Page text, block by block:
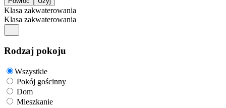
Klasa zakwaterowania
Klasa zakwaterowania
Rodzaj pokoju
Wszystkie
Pokój gościnny
Dom
Mieszkanie